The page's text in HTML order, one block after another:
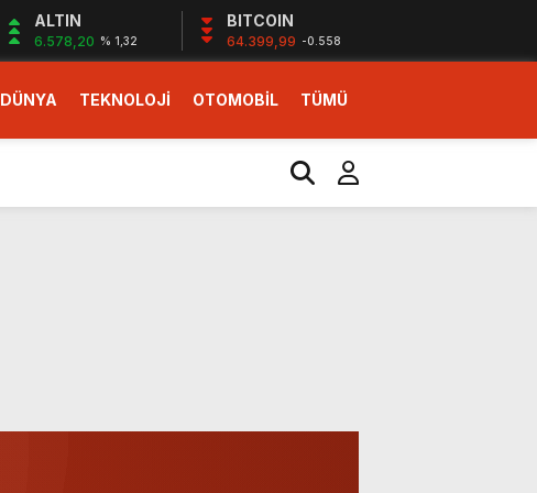
ALTIN
6.578,20 % 1,32
BITCOIN
64.399,99 -0.558
DÜNYA TEKNOLOJİ OTOMOBİL TÜMÜ